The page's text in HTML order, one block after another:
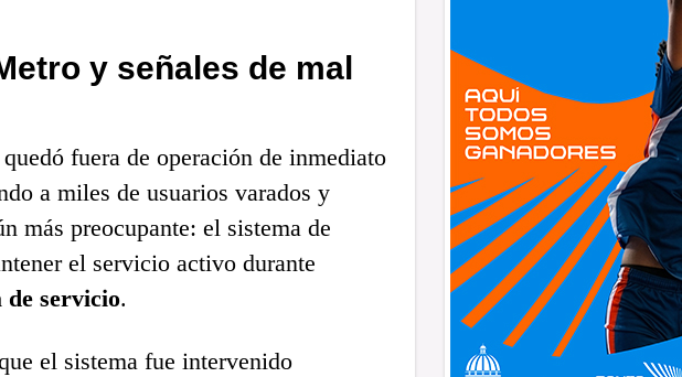
y señales de mal
fuera de operación de inmediato
a miles de usuarios varados y
más preocupante: el sistema de
el servicio activo durante
de servicio.
el sistema fue intervenido